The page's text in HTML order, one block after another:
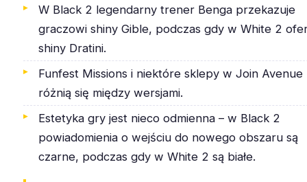
W Black 2 legendarny trener Benga przekazuje
graczowi shiny Gible, podczas gdy w White 2
shiny Dratini.
Funfest Missions i niektóre sklepy w Join Avenue
różnią się między wersjami.
Estetyka gry jest nieco odmienna – w Black 2
powiadomienia o wejściu do nowego obszaru są
czarne, podczas gdy w White 2 są białe.